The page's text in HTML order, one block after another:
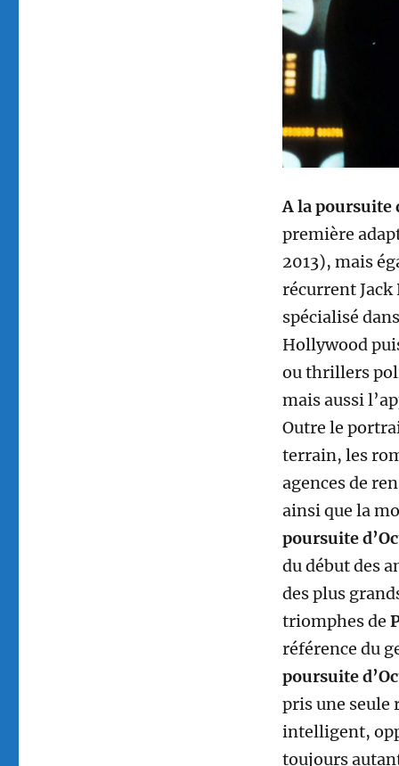
A la poursuite
première
2013), mais
récurrent Jack
spécialisé
Hollywood
ou thrillers
mais aussi
Outre le
terrain, les
agences de
ainsi que la
poursuite
du début des
des plus
triomphes de
référence du
poursuite
pris une seule
intelligent,
toujours